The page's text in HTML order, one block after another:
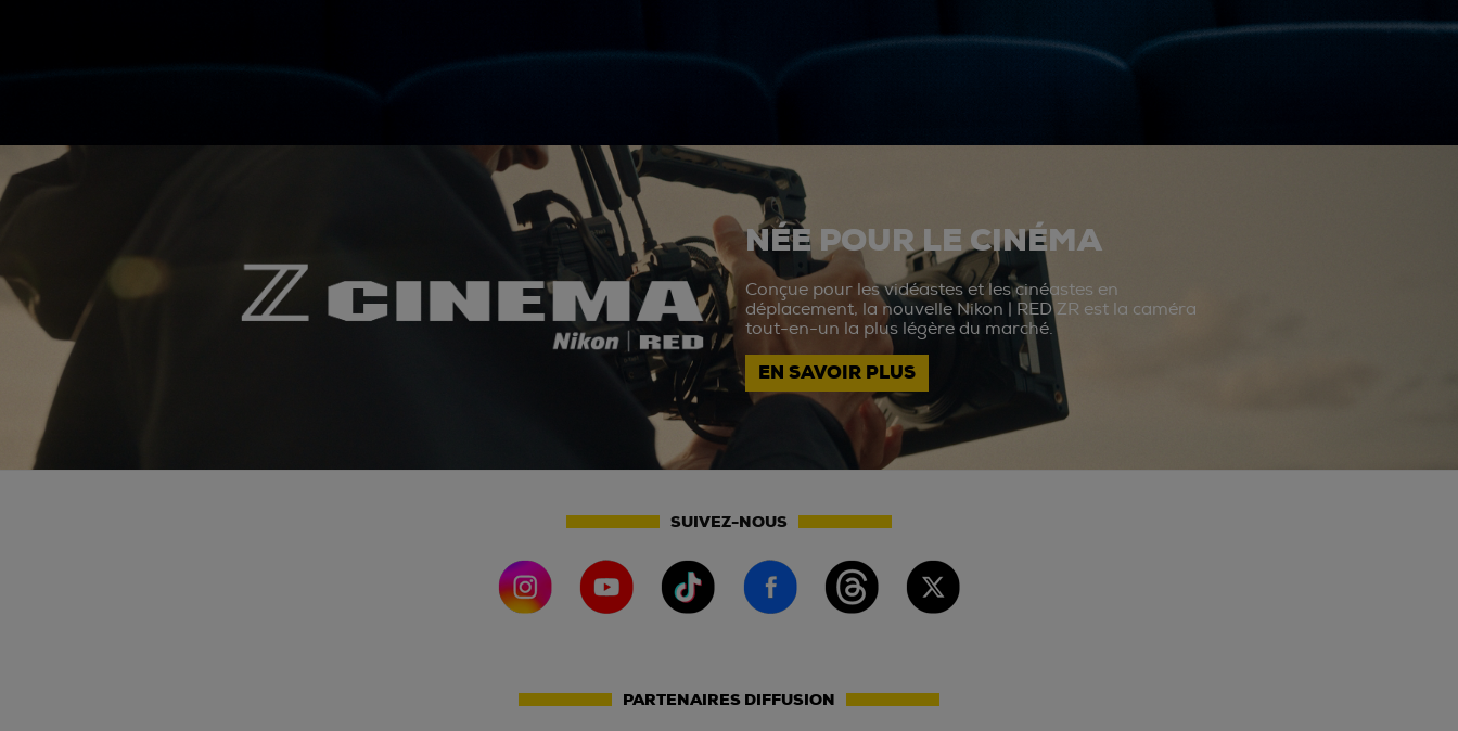
NÉE POUR LE CINÉMA
Conçue pour les vidéastes et les cinéastes en
déplacement, la nouvelle Nikon | RED ZR est la caméra
tout-en-un la plus légère du marché.
EN SAVOIR PLUS
SUIVEZ-NOUS
PARTENAIRES DIFFUSION